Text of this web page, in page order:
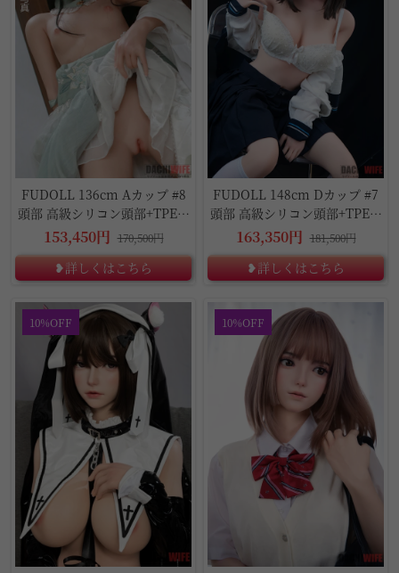
FUDOLL 136cm Aカップ #8
頭部 高級シリコン頭部+TPE材
質ボディ
153,450円 170,500円
❥詳しくはこちら
FUDOLL 148cm Dカップ #7
頭部 高級シリコン頭部+TPE材
質ボディ
163,350円 181,500円
❥詳しくはこちら
10%OFF 10%OFF